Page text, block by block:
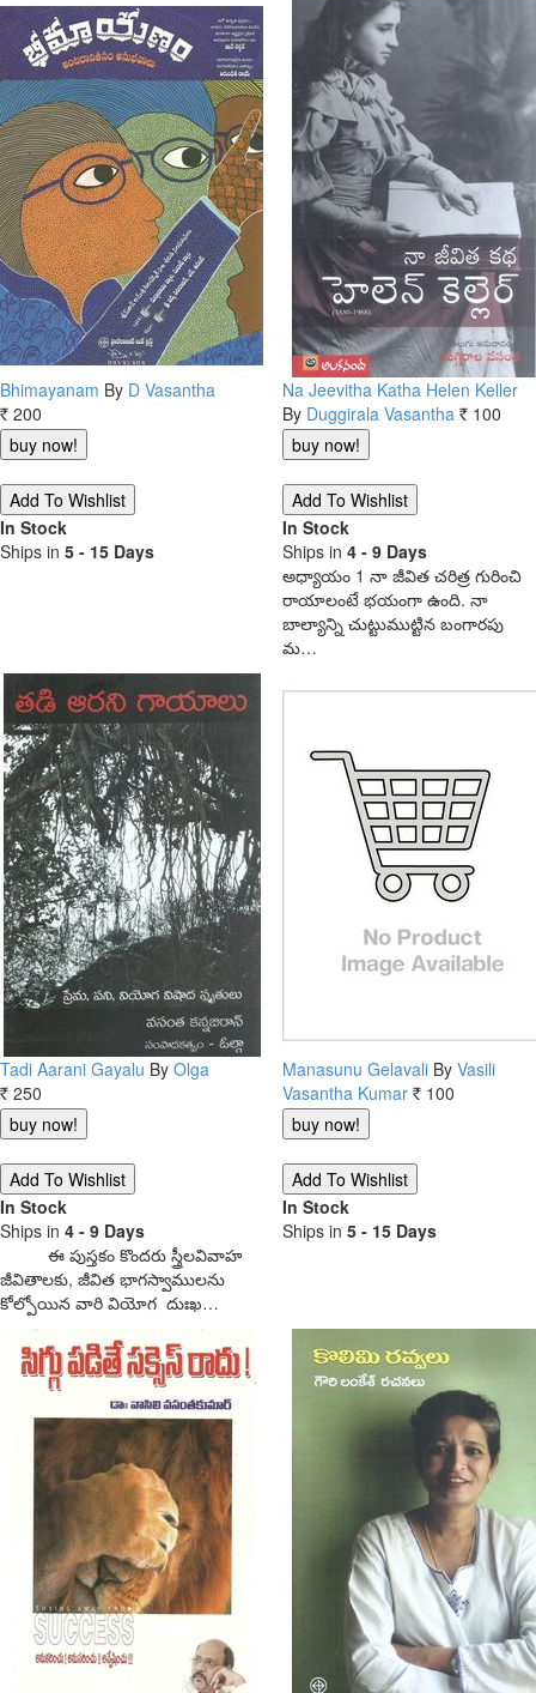
Bhimayanam By D Vasantha
Rs. 200
In Stock
Ships in 5 - 15 Days
Na Jeevitha Katha Helen Keller
By Duggirala Vasantha Rs. 100
In Stock
Ships in 4 - 9 Days
అధ్యాయం 1 నా జీవిత చరిత్ర గురించి
రాయాలంటే భయంగా ఉంది. నా
బాల్యాన్ని చుట్టుముట్టిన బంగారపు
మ…
Tadi Aarani Gayalu By Olga
Rs. 250
In Stock
Ships in 4 - 9 Days
ఈ పుస్తకం కొందరు స్త్రీలవివాహ
జీవితాలకు, జీవిత భాగస్వాములను
కోల్పోయిన వారి వియోగ దుఃఖ…
Manasunu Gelavali By Vasili
Vasantha Kumar Rs. 100
In Stock
Ships in 5 - 15 Days